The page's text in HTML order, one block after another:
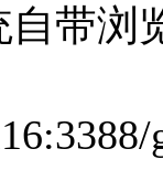
带浏